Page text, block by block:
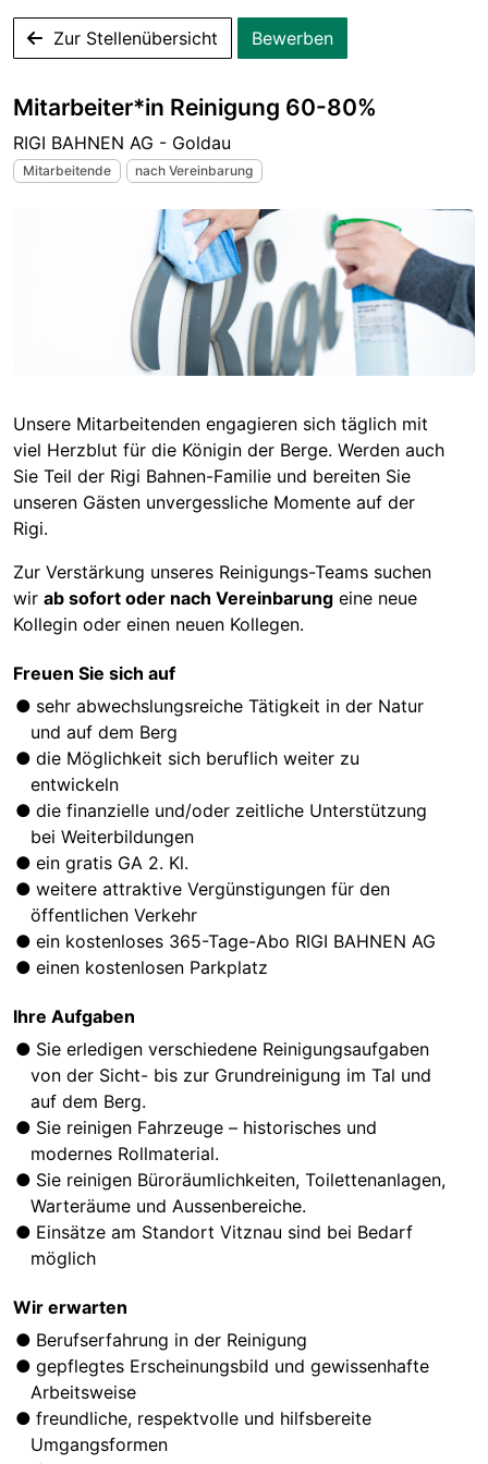
Zur Stellenübersicht Bewerben
Mitarbeiter*in Reinigung 60-80%
RIGI BAHNEN AG - Goldau
Mitarbeitende nach Vereinbarung
Unsere Mitarbeitenden engagieren sich täglich mit
viel Herzblut für die Königin der Berge. Werden auch
Sie Teil der Rigi Bahnen-Familie und bereiten Sie
unseren Gästen unvergessliche Momente auf der
Rigi.
Zur Verstärkung unseres Reinigungs-Teams suchen
wir ab sofort oder nach Vereinbarung eine neue
Kollegin oder einen neuen Kollegen.
Freuen Sie sich auf
sehr abwechslungsreiche Tätigkeit in der Natur
und auf dem Berg
die Möglichkeit sich beruflich weiter zu
entwickeln
die finanzielle und/oder zeitliche Unterstützung
bei Weiterbildungen
ein gratis GA 2. Kl.
weitere attraktive Vergünstigungen für den
öffentlichen Verkehr
ein kostenloses 365-Tage-Abo RIGI BAHNEN AG
einen kostenlosen Parkplatz
Ihre Aufgaben
Sie erledigen verschiedene Reinigungsaufgaben
von der Sicht- bis zur Grundreinigung im Tal und
auf dem Berg.
Sie reinigen Fahrzeuge – historisches und
modernes Rollmaterial.
Sie reinigen Büroräumlichkeiten, Toilettenanlagen,
Warteräume und Aussenbereiche.
Einsätze am Standort Vitznau sind bei Bedarf
möglich
Wir erwarten
Berufserfahrung in der Reinigung
gepflegtes Erscheinungsbild und gewissenhafte
Arbeitsweise
freundliche, respektvolle und hilfsbereite
Umgangsformen